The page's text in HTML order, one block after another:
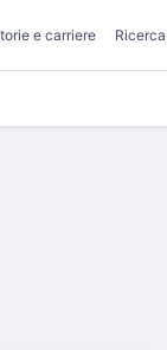
e carriere Ricerca